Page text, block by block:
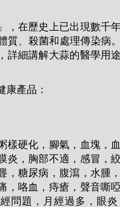
，在歷史上已出現數千
質、殺菌和處理傳染病
詳細講解大蒜的醫學用
康產品：
樣硬化，腳氣，血塊，
炎，胸部不適，感冒，
，糖尿病，腹瀉，水腫
，咯血，痔瘡，聲音嘶
問題，月經過多，眼